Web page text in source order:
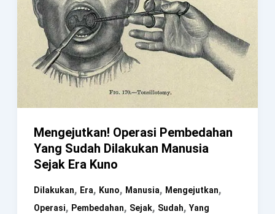
Mengejutkan! Operasi Pembedahan
Yang Sudah Dilakukan Manusia
Sejak Era Kuno
Dilakukan, Era, Kuno, Manusia, Mengejutkan,
Operasi, Pembedahan, Sejak, Sudah, Yang